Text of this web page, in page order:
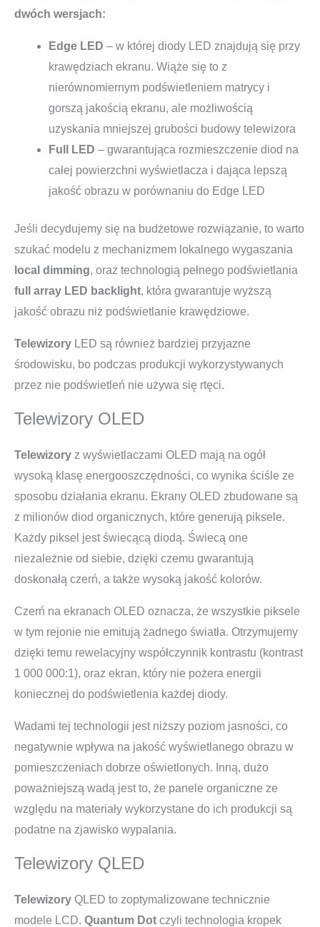
dwóch wersjach:
Edge LED – w której diody LED znajdują się przy
krawędziach ekranu. Wiąże się to z
nierównomiernym podświetleniem matrycy i
gorszą jakością ekranu, ale możliwością
uzyskania mniejszej grubości budowy telewizora
Full LED – gwarantująca rozmieszczenie diod na
całej powierzchni wyświetlacza i dająca lepszą
jakość obrazu w porównaniu do Edge LED
Jeśli decydujemy się na budżetowe rozwiązanie, to warto
szukać modelu z mechanizmem lokalnego wygaszania
local dimming, oraz technologią pełnego podświetlania
full array LED backlight, która gwarantuje wyższą
jakość obrazu niż podświetlanie krawędziowe.
Telewizory LED są również bardziej przyjazne
środowisku, bo podczas produkcji wykorzystywanych
przez nie podświetleń nie używa się rtęci.
Telewizory OLED
Telewizory z wyświetlaczami OLED mają na ogół
wysoką klasę energooszczędności, co wynika ściśle ze
sposobu działania ekranu. Ekrany OLED zbudowane są
z milionów diod organicznych, które generują piksele.
Każdy piksel jest świecącą diodą. Świecą one
niezależnie od siebie, dzięki czemu gwarantują
doskonałą czerń, a także wysoką jakość kolorów.
Czerń na ekranach OLED oznacza, że wszystkie piksele
w tym rejonie nie emitują żadnego światła. Otrzymujemy
dzięki temu rewelacyjny współczynnik kontrastu (kontrast
1 000 000:1), oraz ekran, który nie pożera energii
koniecznej do podświetlenia każdej diody.
Wadami tej technologii jest niższy poziom jasności, co
negatywnie wpływa na jakość wyświetlanego obrazu w
pomieszczeniach dobrze oświetlonych. Inną, dużo
poważniejszą wadą jest to, że panele organiczne ze
względu na materiały wykorzystane do ich produkcji są
podatne na zjawisko wypalania.
Telewizory QLED
Telewizory QLED to zoptymalizowane technicznie
modele LCD. Quantum Dot czyli technologia kropek